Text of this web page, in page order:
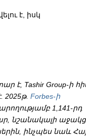
է, իսկ
է, Tashir Group-ի
Forbes-ի
1,141-րդ
նշանակալի
ինչպես նաև